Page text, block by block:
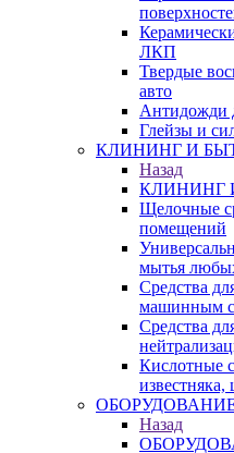
ЛКП
Твердые
авто
Антидожди
Глейзы и
КЛИНИНГ И
Назад
КЛИНИНГ
Щелочные
помещений
мытья
Средства
машинным
Средства
Кислотные
известняка,
Назад